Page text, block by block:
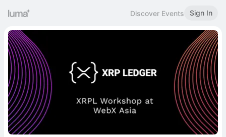
Discover Events Sign In